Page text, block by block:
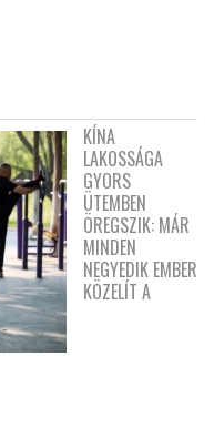
KÍNA
LAKOSSÁGA
GYORS
ÜTEMBEN
ÖREGSZIK: MÁR
MINDEN
NEGYEDIK EMBER
KÖZELÍT A